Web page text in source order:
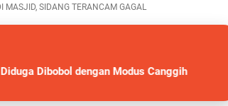
MASJID, SIDANG TERANCAM GAGAL
Dibobol dengan Modus Canggih